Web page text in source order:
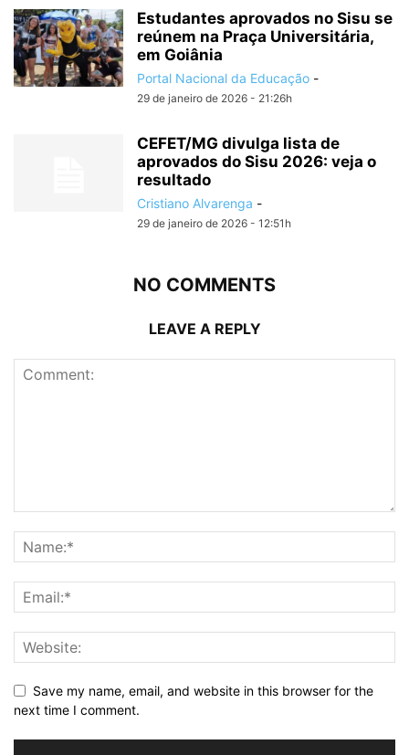
Estudantes aprovados no Sisu se
reúnem na Praça Universitária,
em Goiânia
Portal Nacional da Educação -
29 de janeiro de 2026 - 21:26h
CEFET/MG divulga lista de
aprovados do Sisu 2026: veja o
resultado
Cristiano Alvarenga -
29 de janeiro de 2026 - 12:51h
NO COMMENTS
LEAVE A REPLY
Save my name, email, and website in this browser for the
next time I comment.